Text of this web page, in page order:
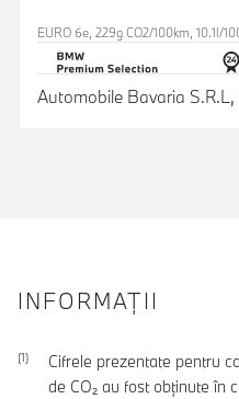
EURO 6e, 229g CO2/100km, 10.1l/
Automobile Bavaria
INFORMAŢII
Cifrele prezentate pentru
de CO₂ au fost obţinute în